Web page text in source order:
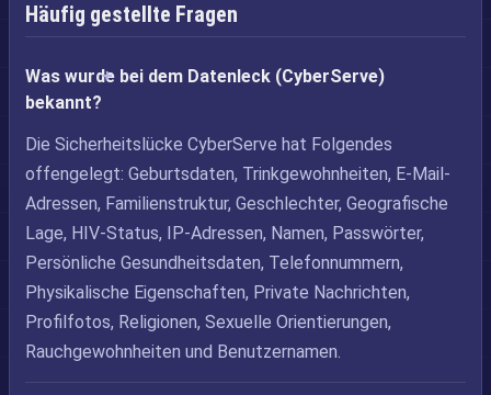
Häufig gestellte Fragen
Was wurde bei dem Datenleck (CyberServe)
bekannt?
Die Sicherheitslücke CyberServe hat Folgendes
offengelegt: Geburtsdaten, Trinkgewohnheiten, E-Mail-
Adressen, Familienstruktur, Geschlechter, Geografische
Lage, HIV-Status, IP-Adressen, Namen, Passwörter,
Persönliche Gesundheitsdaten, Telefonnummern,
Physikalische Eigenschaften, Private Nachrichten,
Profilfotos, Religionen, Sexuelle Orientierungen,
Rauchgewohnheiten und Benutzernamen.